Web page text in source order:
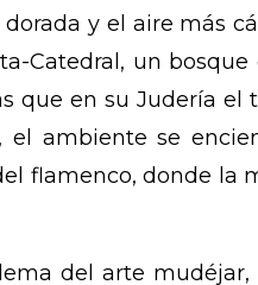
y el aire más
Catedral, un
que en su Judería
el ambiente se
flamenco, donde la
del arte